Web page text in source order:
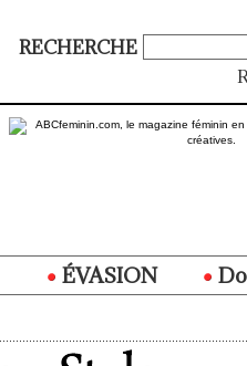
RECHERCHE
ÉVASION